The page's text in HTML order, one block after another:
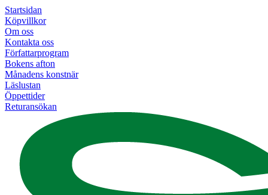
Startsidan
Köpvillkor
Om oss
Kontakta oss
Författarprogram
Bokens afton
Månadens konstnär
Läslustan
Öppettider
Returansökan